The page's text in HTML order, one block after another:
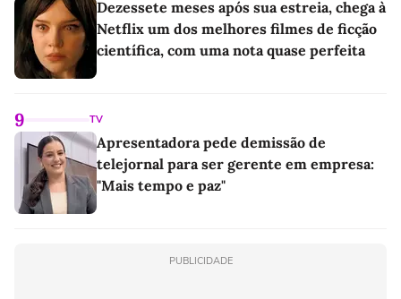
Dezessete meses após sua estreia, chega à
Netflix um dos melhores filmes de ficção
científica, com uma nota quase perfeita
9 TV
Apresentadora pede demissão de
telejornal para ser gerente em empresa:
"Mais tempo e paz"
PUBLICIDADE